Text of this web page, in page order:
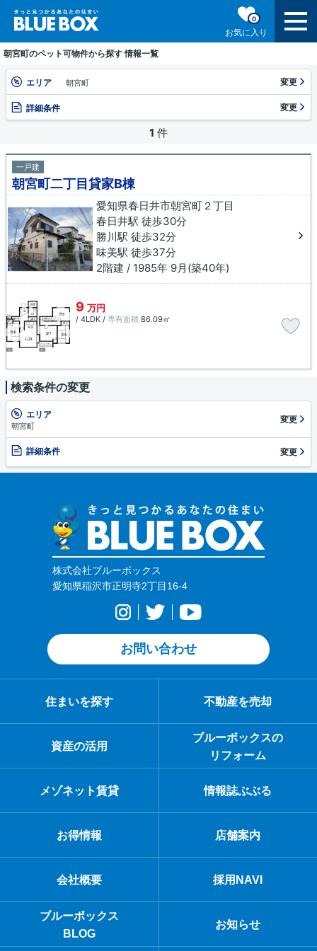
お気に入り
0
朝宮町のペット可物件から探す 情報一覧
エリア 朝宮町 変更
詳細条件 変更
1 件
一戸建
朝宮町二丁目貸家B棟
愛知県春日井市朝宮町２丁目
春日井駅 徒歩30分
勝川駅 徒歩32分
味美駅 徒歩37分
2階建 / 1985年 9月(築40年)
9 万円
/ 4LDK / 専有面積 86.09㎡
検索条件の変更
エリア
朝宮町
変更
詳細条件 変更
株式会社ブルーボックス
愛知県稲沢市正明寺2丁目16-4
お問い合わせ
住まいを探す 不動産を売却
資産の活用
ブルーボックスの
リフォーム
メゾネット賃貸 情報誌ぶぶる
お得情報 店舗案内
会社概要 採用NAVI
ブルーボックス
BLOG
お知らせ